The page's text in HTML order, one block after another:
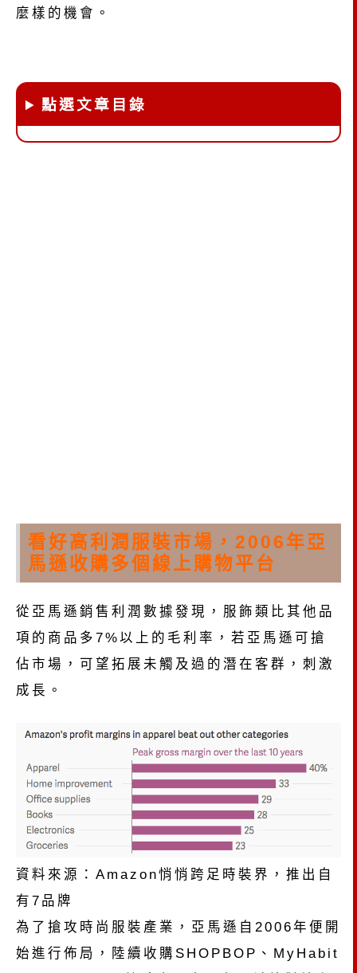
麼樣的機會。
點選文章目錄
看好高利潤服裝市場，2006年亞
馬遜收購多個線上購物平台
從亞馬遜銷售利潤數據發現，服飾類比其他品
項的商品多7%以上的毛利率，若亞馬遜可搶
佔市場，可望拓展未觸及過的潛在客群，刺激
成長。
資料來源：Amazon悄悄跨足時裝界，推出自
有7品牌
為了搶攻時尚服裝產業，亞馬遜自2006年便開
始進行佈局，陸續收購SHOPBOP、MyHabit